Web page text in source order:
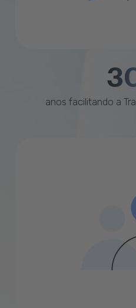
anos facilitando a